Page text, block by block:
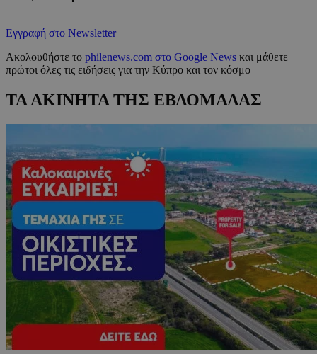
Εγγραφή στο Newsletter
Ακολουθήστε το philenews.com στο Google News και μάθετε
πρώτοι όλες τις ειδήσεις για την Κύπρο και τον κόσμο
ΤΑ ΑΚΙΝΗΤΑ ΤΗΣ ΕΒΔΟΜΑΔΑΣ